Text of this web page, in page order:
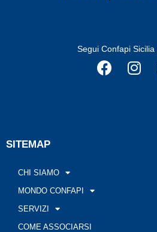
Segui Confapi Sicilia
SITEMAP
CHI SIAMO
MONDO CONFAPI
SERVIZI
COME ASSOCIARSI